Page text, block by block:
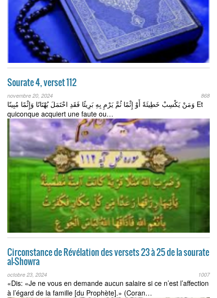
Sourate 4, verset 112
novembre 20, 2024 868
وَمَنْ يَكْسِبْ خَطِيئَةً أَوْ إِثْمًا ثُمَّ يَرْمِ بِهِ بَرِيئًا فَقَدِ احْتَمَلَ بُهْتَانًا وَإِثْمًا مُبِينًا Et
quiconque acquiert une faute ou…
Circonstance de Révélation des versets 23 à 25 de la sourate
al-Showra
octobre 23, 2024 1007
«Dis: «Je ne vous en demande aucun salaire si ce n’est l’affection
à l’égard de la famille [du Prophète].» (Coran…